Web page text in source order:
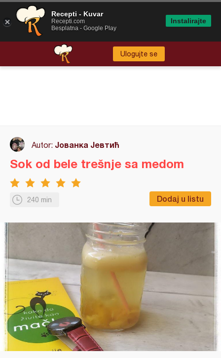
Ulogujte se
Autor: Јованка Јевтић
240 min Dodaj u listu
Sok od bele trešnje sa medom
Recepti - Kuvar
Recepti.com
Besplatna - Google Play
Instalirajte